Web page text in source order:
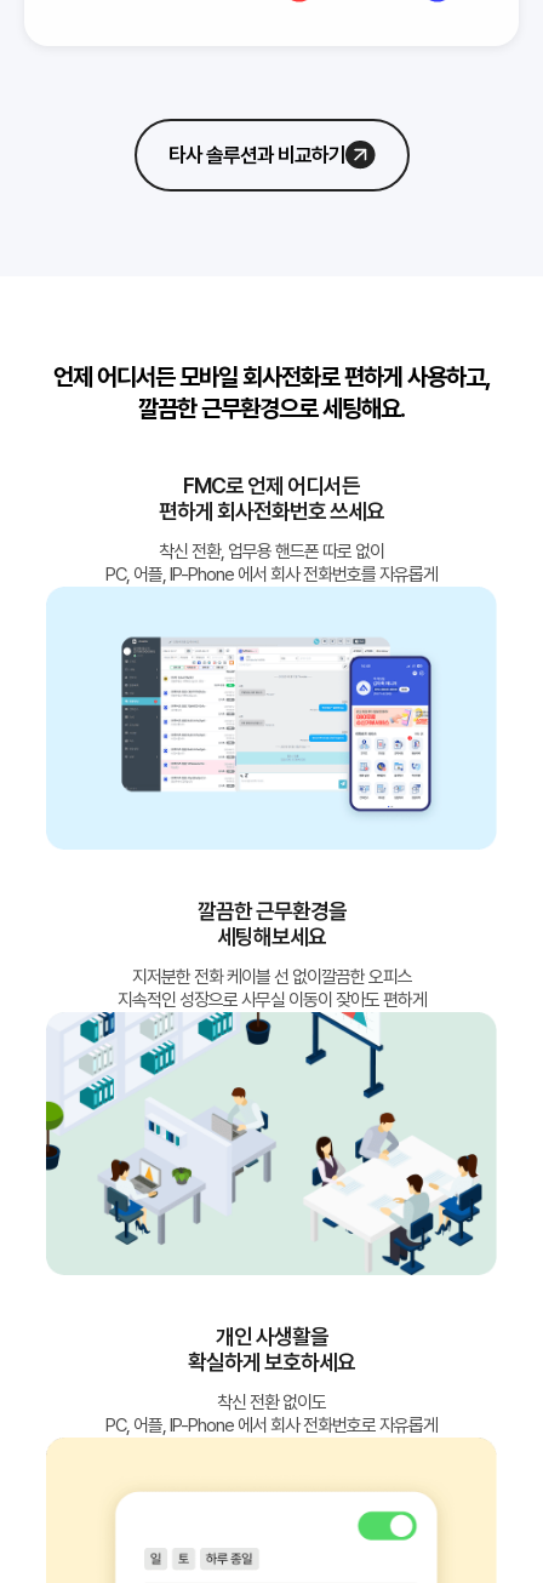
타사 솔루션과 비교하기
언제 어디서든 모바일 회사전화로 편하게 사용하고,
깔끔한 근무환경으로 세팅해요.
FMC로 언제 어디서든
편하게 회사전화번호 쓰세요
착신 전환, 업무용 핸드폰 따로 없이
PC, 어플, IP-Phone 에서 회사 전화번호를 자유롭게
깔끔한 근무환경을
세팅해보세요
지저분한 전화 케이블 선 없이깔끔한 오피스
지속적인 성장으로 사무실 이동이 잦아도 편하게
개인 사생활을
확실하게 보호하세요
착신 전환 없이도
PC, 어플, IP-Phone 에서 회사 전화번호로 자유롭게